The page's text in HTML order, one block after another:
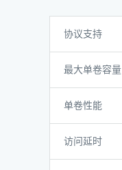
协议支持
最大单卷容量
单卷性能
访问延时